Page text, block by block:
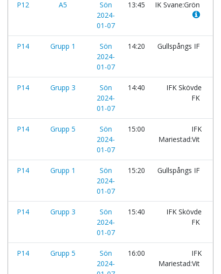
P12 A5
Sön
2024-
01-07
13:45 IK Svane:Grön
P14 Grupp 1
Sön
2024-
01-07
14:20 Gullspångs IF
P14 Grupp 3
Sön
2024-
01-07
14:40
IFK Skövde
FK
P14 Grupp 5
Sön
2024-
01-07
15:00
IFK
Mariestad:Vit
P14 Grupp 1
Sön
2024-
01-07
15:20 Gullspångs IF
P14 Grupp 3
Sön
2024-
01-07
15:40
IFK Skövde
FK
P14 Grupp 5
Sön
2024-
16:00
IFK
Mariestad:Vit